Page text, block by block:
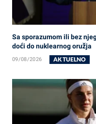
Sa sporazumom ili bez
doći do nuklearnog oružja
09/08/2026 AKTUELNO